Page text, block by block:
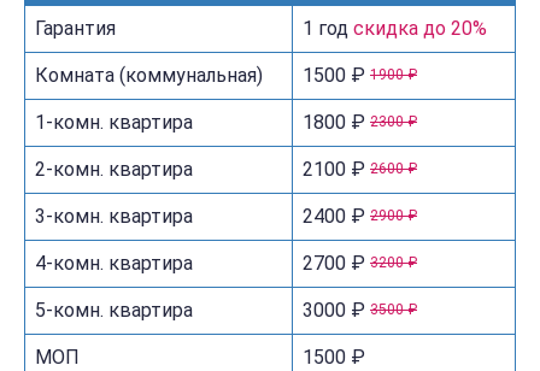
Гарантия 1 год скидка до 20%
Комната (коммунальная) 1500 ₽ 1900 ₽
1-комн. квартира 1800 ₽ 2300 ₽
2-комн. квартира 2100 ₽ 2600 ₽
3-комн. квартира 2400 ₽ 2900 ₽
4-комн. квартира 2700 ₽ 3200 ₽
5-комн. квартира 3000 ₽ 3500 ₽
МОП 1500 ₽